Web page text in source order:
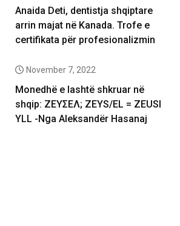
Anaida Deti, dentistja shqiptare
arrin majat në Kanada. Trofe e
certifikata për profesionalizmin
November 7, 2022
Monedhë e lashtë shkruar në
shqip: ΖΕΥΣΕΛ; ZEYS/EL = ZEUSI
YLL -Nga Aleksandër Hasanaj